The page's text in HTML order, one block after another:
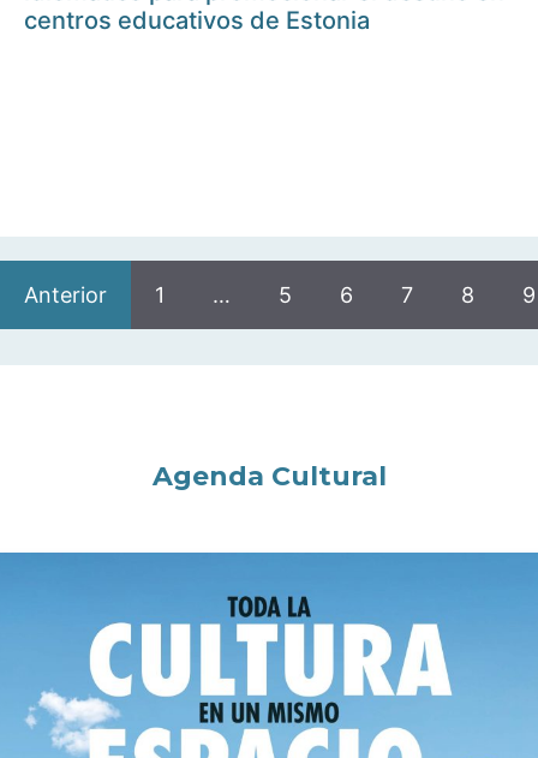
centros educativos de Estonia
Anterior 1 … 5 6 7 8 9
Agenda Cultural